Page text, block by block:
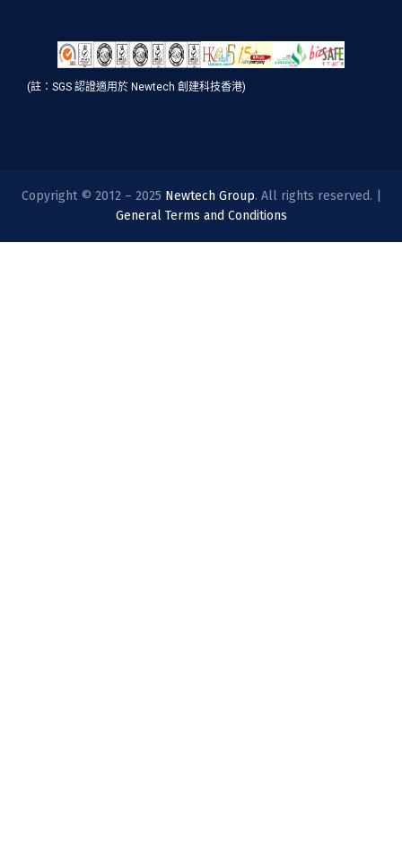
(註：SGS 認證適用於 Newtech 創建科技香港)
Copyright © 2012 – 2025 Newtech Group. All rights reserved. |
General Terms and Conditions